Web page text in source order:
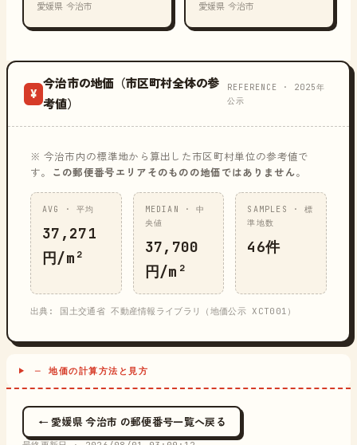
愛媛県 今治市 愛媛県 今治市
¥
今治市の地価（市区町村全体の参
考値）
REFERENCE · 2025年
公示
※ 今治市内の標準地から算出した市区町村単位の参考値で
す。
この郵便番号エリアそのものの地価ではありません。
AVG · 平均
37,271
円/m²
MEDIAN · 中
央値
37,700
円/m²
SAMPLES · 標
準地数
46件
出典: 国土交通省 不動産情報ライブラリ（地価公示 XCT001）
─ 地価の計算方法と見方
← 愛媛県 今治市 の郵便番号一覧へ戻る